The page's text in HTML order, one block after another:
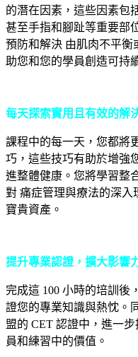
的潛在因素，這些因素包
甚至手指和腳趾等重要部
預防和解決 由肌肉不平衡
助您和您的學員創造可持
每天探索實用且有效的解
課程中的每一天，您都將
巧，這些技巧有助於增強
進整體健康。您將學習整
對 痛症管理與療法的深入
寶貴資產。
提升專業認證，擴大影響
完成這 100 小時的培訓後
證您的專業知識與熱忱。
盟的 CET 認證中，進一
員和練習中的價值。